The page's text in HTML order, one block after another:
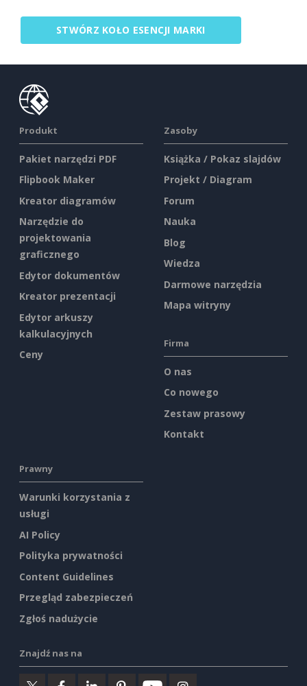
STWÓRZ KOŁO ESENCJI MARKI
Produkt
Pakiet narzędzi PDF
Flipbook Maker
Kreator diagramów
Narzędzie do
projektowania
graficznego
Edytor dokumentów
Kreator prezentacji
Edytor arkuszy
kalkulacyjnych
Ceny
Zasoby
Książka / Pokaz slajdów
Projekt / Diagram
Forum
Nauka
Blog
Wiedza
Darmowe narzędzia
Mapa witryny
Firma
O nas
Co nowego
Zestaw prasowy
Kontakt
Prawny
Warunki korzystania z
usługi
AI Policy
Polityka prywatności
Content Guidelines
Przegląd zabezpieczeń
Zgłoś nadużycie
Znajdź nas na